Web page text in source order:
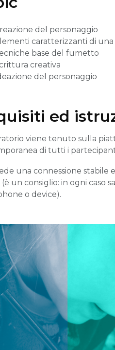
del personaggio
caratterizzanti di una
base del fumetto
creativa
del personaggio
ed
viene tenuto sulla
di tutti i
una connessione
un consiglio: in ogni caso
o device).